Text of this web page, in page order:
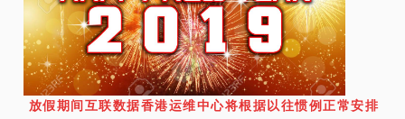
放假期间互联数据香港运维中心将根据以往惯例正常安排